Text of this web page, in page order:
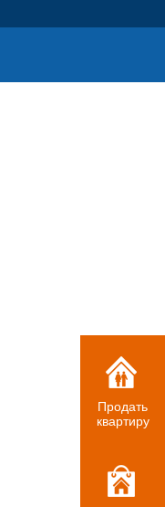
Продать
квартиру